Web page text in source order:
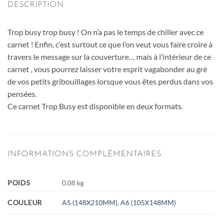
DESCRIPTION
Trop busy trop busy ! On n’a pas le temps de chiller avec ce
carnet ! Enfin, c’est surtout ce que l’on veut vous faire croire à
travers le message sur la couverture… mais à l’intérieur de ce
carnet , vous pourrez laisser votre esprit vagabonder au gré
de vos petits gribouillages lorsque vous êtes perdus dans vos
pensées.
Ce carnet Trop Busy est disponible en deux formats.
INFORMATIONS COMPLÉMENTAIRES
POIDS 0,08 kg
COULEUR A5 (148X210MM),A6 (105X148MM)